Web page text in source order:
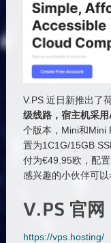
V.PS 近日新推出了
级线路，宿主机采
个版本，Mini和Mini
置为1C1G/15GB
付为€49.95欧，配
感兴趣的小伙伴可以
V.PS 官网
https://vps.hosting/